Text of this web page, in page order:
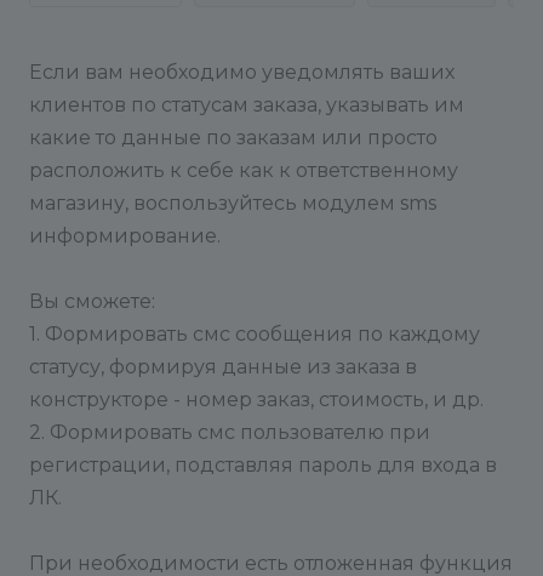
Если вам необходимо уведомлять ваших
клиентов по статусам заказа, указывать им
какие то данные по заказам или просто
расположить к себе как к ответственному
магазину, воспользуйтесь модулем sms
информирование.
Вы сможете:
1. Формировать смс сообщения по каждому
статусу, формируя данные из заказа в
конструкторе - номер заказ, стоимость, и др.
2. Формировать смс пользователю при
регистрации, подставляя пароль для входа в
ЛК.
При необходимости есть отложенная функция